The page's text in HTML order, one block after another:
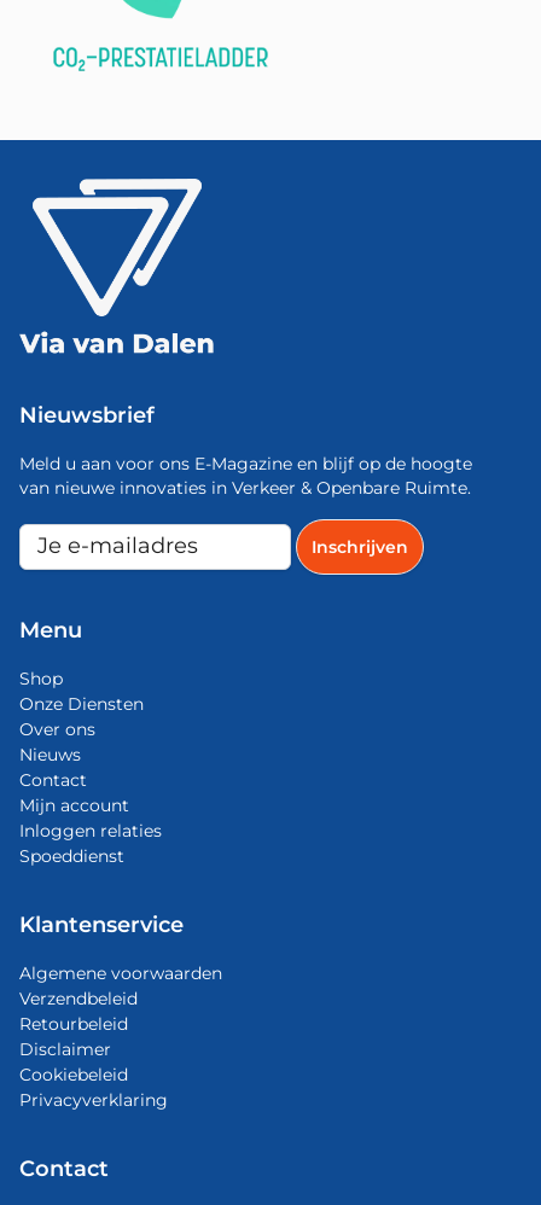
Nieuwsbrief
Meld u aan voor ons E-Magazine en blijf op de hoogte
van nieuwe innovaties in Verkeer & Openbare Ruimte.
Menu
Shop
Onze Diensten
Over ons
Nieuws
Contact
Mijn account
Inloggen relaties
Spoeddienst
Klantenservice
Algemene voorwaarden
Verzendbeleid
Retourbeleid
Disclaimer
Cookiebeleid
Privacyverklaring
Contact